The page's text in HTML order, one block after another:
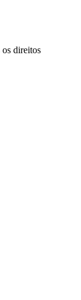
direitos